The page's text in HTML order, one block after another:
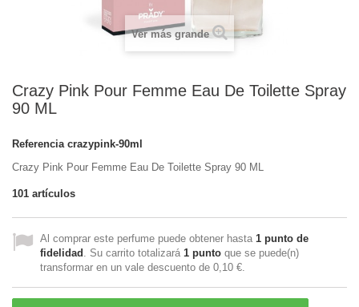
Ver más grande
Crazy Pink Pour Femme Eau De Toilette Spray
90 ML
Referencia crazypink-90ml
Crazy Pink Pour Femme Eau De Toilette Spray 90 ML
101 artículos
Al comprar este perfume puede obtener hasta 1 punto de
fidelidad . Su carrito totalizará 1 punto que se puede(n)
transformar en un vale descuento de 0,10 €